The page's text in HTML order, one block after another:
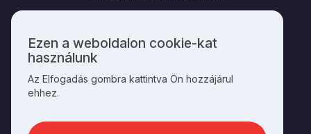
SOCIALS
Személyes
adatok
és
cookie-
használata
Ezen a weboldalon cookie-kat
használunk
Az Elfogadás gombra kattintva Ön hozzájárul
ehhez.